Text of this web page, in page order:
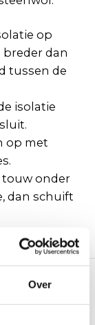
Over
op
breder dan
tussen de
isolatie
op met
touw onder
dan schuift